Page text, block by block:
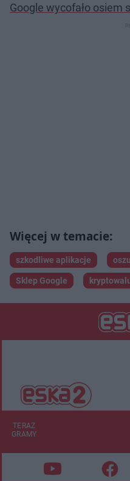
Google wycofało osiem
szkodliwe aplikacje
Sklep Google
TERAZ
GRAMY